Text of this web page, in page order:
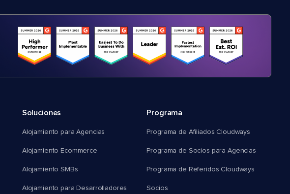
Soluciones
Alojamiento para Agencias
Alojamiento Ecommerce
Alojamiento SMBs
Alojamiento para Desarrolladores
Programa
Programa de Afiliados Cloudways
Programa de Socios para Agencias
Programa de Referidos Cloudways
Socios